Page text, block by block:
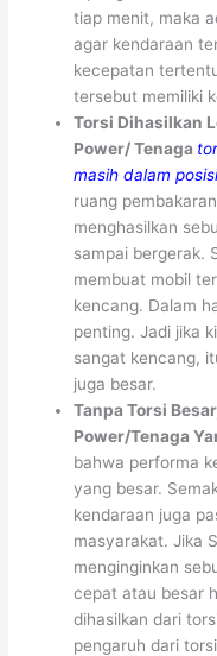
tiap menit, maka
agar kendaraan
kecepatan
tersebut memiliki
Torsi Dihasilkan
Power/ Tenaga
masih dalam
ruang
menghasilkan
sampai bergerak.
membuat mobil
kencang. Dalam
penting. Jadi jika
sangat kencang,
juga besar.
Tanpa Torsi
Power/Tenaga
bahwa performa
yang besar.
kendaraan juga
masyarakat. Jika
menginginkan
cepat atau besar
dihasilkan dari
pengaruh dari